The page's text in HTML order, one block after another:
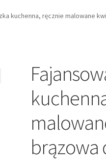
kuchenna, ręcznie malowane
brązowa